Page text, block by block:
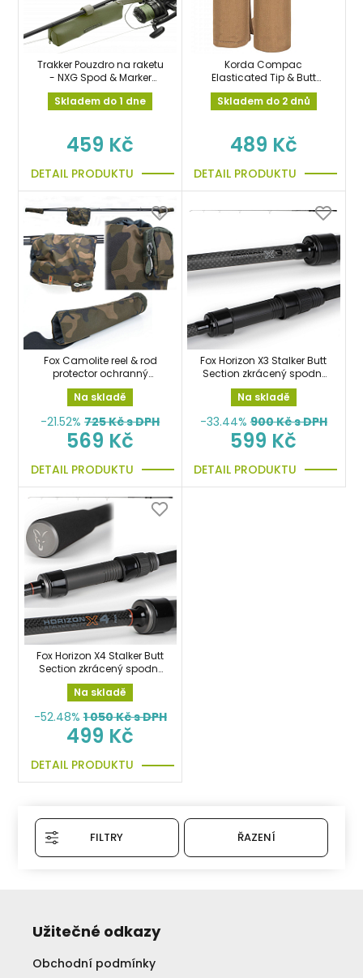
Trakker Pouzdro na raketu
- NXG Spod & Marker
Holster
Skladem do 1 dne
459 Kč
DETAIL PRODUKTU
Korda Compac
Elasticated Tip & Butt
Protectors chrániče prutů
Skladem do 2 dnů
489 Kč
DETAIL PRODUKTU
Fox Camolite reel & rod
protector ochranný
návlek na prut a naviják
Na skladě
-21.52% 725Kč s DPH
569 Kč
DETAIL PRODUKTU
Fox Horizon X3 Stalker Butt
Section zkrácený spodní
díl
Na skladě
-33.44% 900Kč s DPH
599 Kč
DETAIL PRODUKTU
Fox Horizon X4 Stalker Butt
Section zkrácený spodní
díl
Na skladě
-52.48% 1 050Kč s DPH
499 Kč
DETAIL PRODUKTU
FILTRY ŘAZENÍ
Užitečné odkazy
Obchodní podmínky